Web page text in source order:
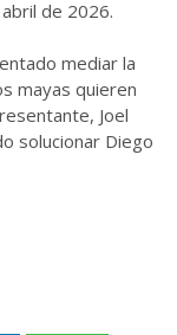
de 2026.
mediar la
mayas quieren
Joel
solucionar Diego